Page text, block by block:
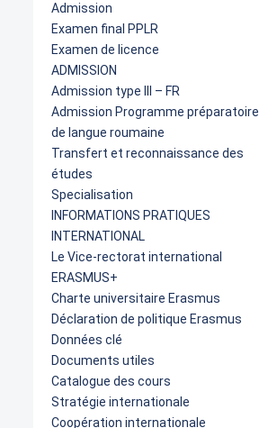
Admission
Examen final PPLR
Examen de licence
ADMISSION
Admission type III – FR
Admission Programme préparatoire
de langue roumaine
Transfert et reconnaissance des
études
Specialisation
INFORMATIONS PRATIQUES
INTERNATIONAL
Le Vice-rectorat international
ERASMUS+
Charte universitaire Erasmus
Déclaration de politique Erasmus
Données clé
Documents utiles
Catalogue des cours
Stratégie internationale
Coopération internationale